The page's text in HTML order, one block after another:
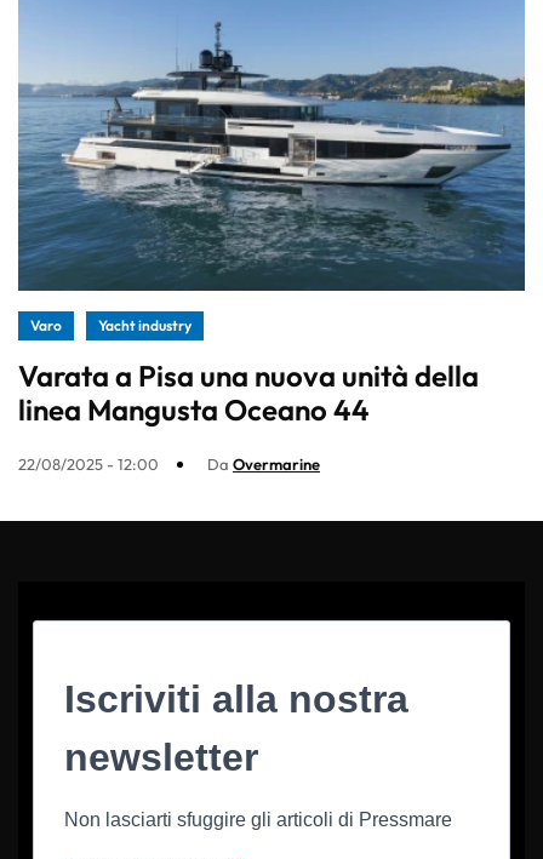
Varo Yacht industry
Varata a Pisa una nuova unità della
linea Mangusta Oceano 44
22/08/2025 - 12:00 Da Overmarine
Iscriviti alla nostra
newsletter
Non lasciarti sfuggire gli articoli di Pressmare